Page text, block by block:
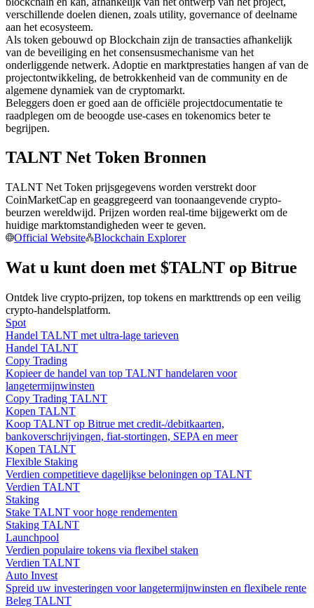
Word een Copy Trader
Geniet van winstdeling en copy trading commissies
Informatie
Gids
Futures-startgids
verschillende doelen dienen, zoals utility, governance of deelname
aan het ecosysteem.
Als token gebouwd op Blockchain zijn de transacties afhankelijk
van de beveiliging en het consensusmechanisme van het
onderliggende netwerk. Adoptie en marktprestaties hangen af van de
projectontwikkeling, de betrokkenheid van de community en de
algemene dynamiek van de cryptomarkt.
Beleggers doen er goed aan de officiële projectdocumentatie te
raadplegen om de beoogde use-cases en tokenomics beter te
begrijpen.
TALNT Net Token Bronnen
TALNT Net Token prijsgegevens worden verstrekt door
CoinMarketCap en geaggregeerd van toonaangevende crypto-
beurzen wereldwijd. Prijzen worden real-time bijgewerkt om de
huidige marktomstandigheden weer te geven.
Official Website
Blockchain Explorer
Wat u kunt doen met $TALNT op Bitrue
Ontdek live crypto-prijzen, top tokens en markttrends op een veilig
crypto-handelsplatform.
Spot
Handel TALNT met ultra-lage tarieven
Handel TALNT
Copy Trading
Kopieer de handel van top TALNT handelaren voor
langetermijnwinsten
Copy Trading TALNT
Kopen TALNT
Koop TALNT op Bitrue met credit-/debitkaarten,
bankoverschrijvingen, fiat-stortingen, SEPA en meer
Kopen TALNT
Flexible Staking
Verdien competitieve dagelijkse beloningen op TALNT
Verdien TALNT
Staking
Stake TALNT voor hoge rendementen
Staking TALNT
Launchpool
Verdien populaire tokens via flexibel staken
Verdien TALNT
Auto Invest
Spreid uw investeringen voor langetermijnwinsten en flexibele rente
Beleg TALNT